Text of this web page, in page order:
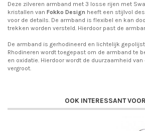
Deze zilveren armband met 3 losse rijen met
kristallen van Fokko Design heeft een stijlvol
voor de details. De armband is flexibel en kan
trekken worden versteld. Hierdoor past de
De armband is gerhodineerd en lichtelijk
Rhodineren wordt toegepast om de armband te
en oxidatie. Hierdoor wordt de duurzaamheid van
vergroot.
OOK INTERESSANT